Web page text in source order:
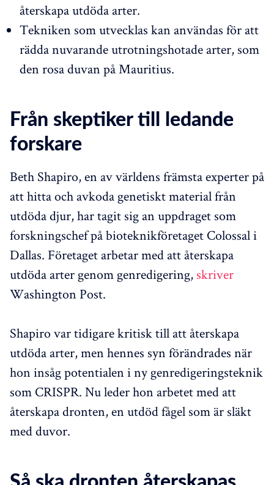
återskapa utdöda arter.
Tekniken som utvecklas kan användas för att
rädda nuvarande utrotningshotade arter, som
den rosa duvan på Mauritius.
Från skeptiker till ledande
forskare
Beth Shapiro, en av världens främsta experter på
att hitta och avkoda genetiskt material från
utdöda djur, har tagit sig an uppdraget som
forskningschef på bioteknikföretaget Colossal i
Dallas. Företaget arbetar med att återskapa
utdöda arter genom genredigering, skriver
Washington Post.
Shapiro var tidigare kritisk till att återskapa
utdöda arter, men hennes syn förändrades när
hon insåg potentialen i ny genredigeringsteknik
som CRISPR. Nu leder hon arbetet med att
återskapa dronten, en utdöd fågel som är släkt
med duvor.